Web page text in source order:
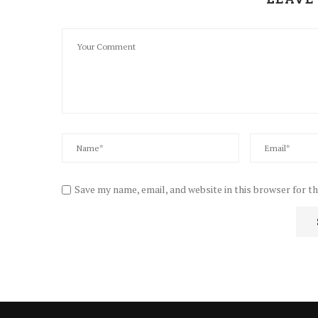
Save my name, email, and website in this browser for